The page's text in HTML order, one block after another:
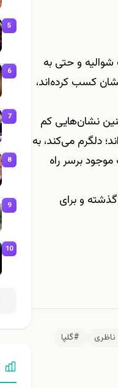
شوالیه و حتی به‌
کسب کرده‌اند،
نشان‌هایی کم‌
دلگرم می‌کند، به
برسر راه
و برای
#گلپا
5
6
7
8
9
10